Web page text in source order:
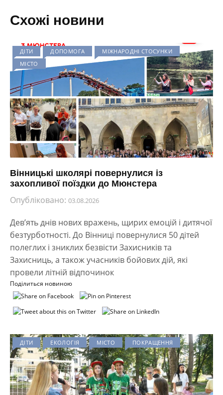
Схожі новини
ДІТИ ДОПОМОГА
МІЖНАРОДНІ СТОСУНКИ
МІСТО
Вінницькі школярі повернулися із
захопливої поїздки до Мюнстера
Опубліковано: 03.08.2026
Дев’ять днів нових вражень, щирих емоцій і дитячої
безтурботності. До Вінниці повернулися 50 дітей
полеглих і зниклих безвісти Захисників та
Захисниць, а також учасників бойових дій, які
провели літній відпочинок
Поділиться новиною
ДІТИ ЕКОЛОГІЯ МІСТО ПОКРАЩЕННЯ